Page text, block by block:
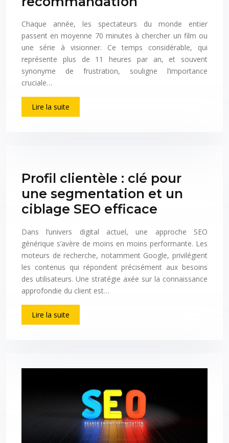
Chaque année, les spectateurs du monde entier
passent en moyenne 70 minutes à chercher un film ou
une série à visionner. Ce temps considérable, qui
représente plus de 11 heures par an, et souvent
synonyme de frustration, souligne l’importance
cruciale…
Lire la suite
Profil clientèle : clé pour
une segmentation et un
ciblage SEO efficace
Dans l’univers digital actuel, une approche SEO
générique s’avère de moins en moins performante. Les
moteurs de recherche, notamment Google, privilégient
les contenus qui répondent précisément aux besoins
des utilisateurs. Une stratégie axée sur la connaissance
approfondie du client est…
Lire la suite